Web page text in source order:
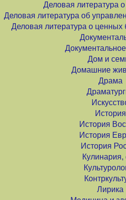
Деловая литература
Деловая литература об
Деловая литература о ценных
Дом и
Домашние
Драма
История
История
История
История
Кулинария,
Лирика